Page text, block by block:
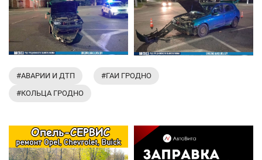
#АВАРИИ И ДТП
#ГАИ ГРОДНО
#КОЛЬЦА ГРОДНО